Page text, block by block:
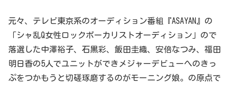
元々、テレビ東京系のオーディション番組『ASAYAN』の
「シャ乱Q女性ロックボーカリストオーディション」ので
落選した中澤裕子、石黒彩、飯田圭織、安倍なつみ、福田
明日香の5人でユニットができメジャーデビューへのきっ
ぷをつかもうと切磋琢磨するのがモーニング娘。の原点で